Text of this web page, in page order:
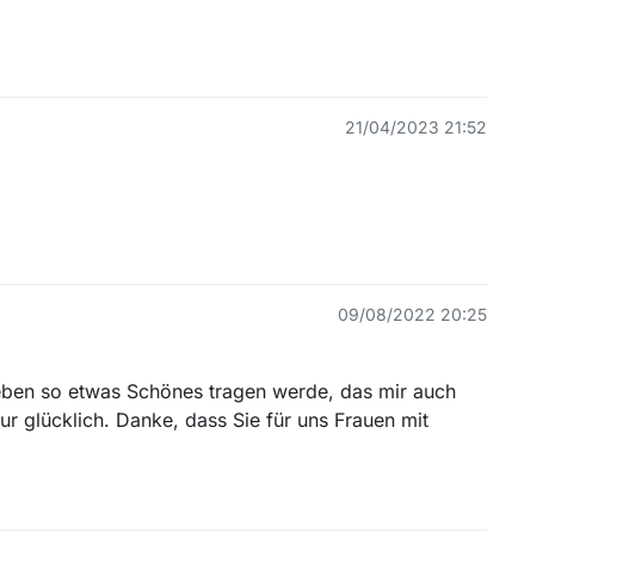
21/04/2023 21:52
09/08/2022 20:25
so etwas Schönes tragen werde, das mir auch
glücklich. Danke, dass Sie für uns Frauen mit